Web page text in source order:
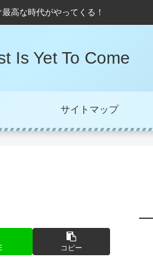
最高な時代がやってくる！
Is Yet To Come
サイトマップ
コピー